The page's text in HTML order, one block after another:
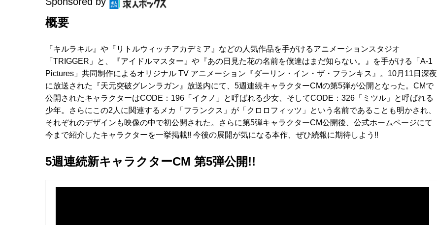
概要
『キルラキル』や『リトルウィッチアカデミア』などの人気作品を手がけるアニメーションスタジオ
「TRIGGER」と、『アイドルマスター』や『あの日見た花の名前を僕達はまだ知らない。』を手がける「A-1
Pictures」共同制作によるオリジナル TV アニメーション『ダーリン・イン・ザ・フランキス』。10月11日深夜
に放送された『天元突破グレンラガン』放送内にて、5週連続キャラクターCMの第5弾が公開となった。CMで
公開されたキャラクターはCODE：196「イクノ」と呼ばれる少女、そしてCODE：326「ミツル」と呼ばれる
少年。さらにこの2人に関連するメカ「フランクス」が「クロロフィッツ」という名前であることも明かされ、
それぞれのデザインも映像の中で初公開された。さらに第5弾キャラクターCM公開後、公式ホームページにて
今まで紹介したキャラクターを一挙掲載!! 今後の展開が気になる本作、ぜひ続報に期待しよう!!
5週連続新キャラクターCM 第5弾公開!!